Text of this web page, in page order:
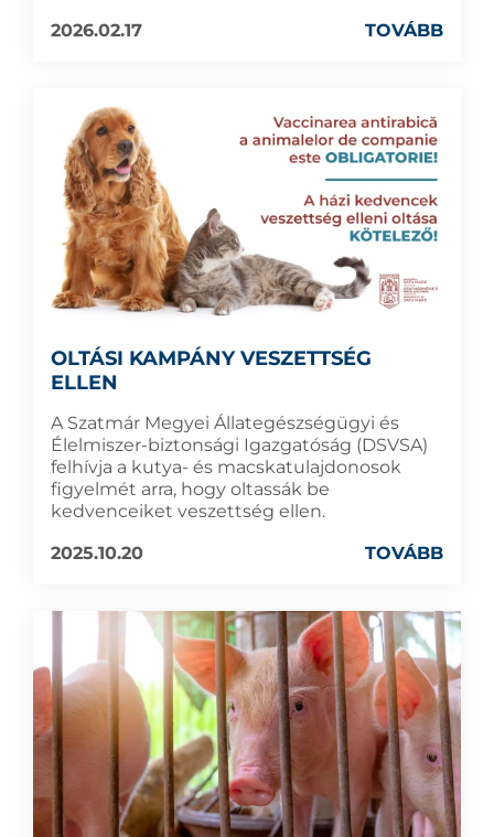
2026.02.17
TOVÁBB
OLTÁSI KAMPÁNY VESZETTSÉG
ELLEN
A Szatmár Megyei Állategészségügyi és
Élelmiszer-biztonsági Igazgatóság (DSVSA)
felhívja a kutya- és macskatulajdonosok
figyelmét arra, hogy oltassák be
kedvenceiket veszettség ellen.
2025.10.20
TOVÁBB